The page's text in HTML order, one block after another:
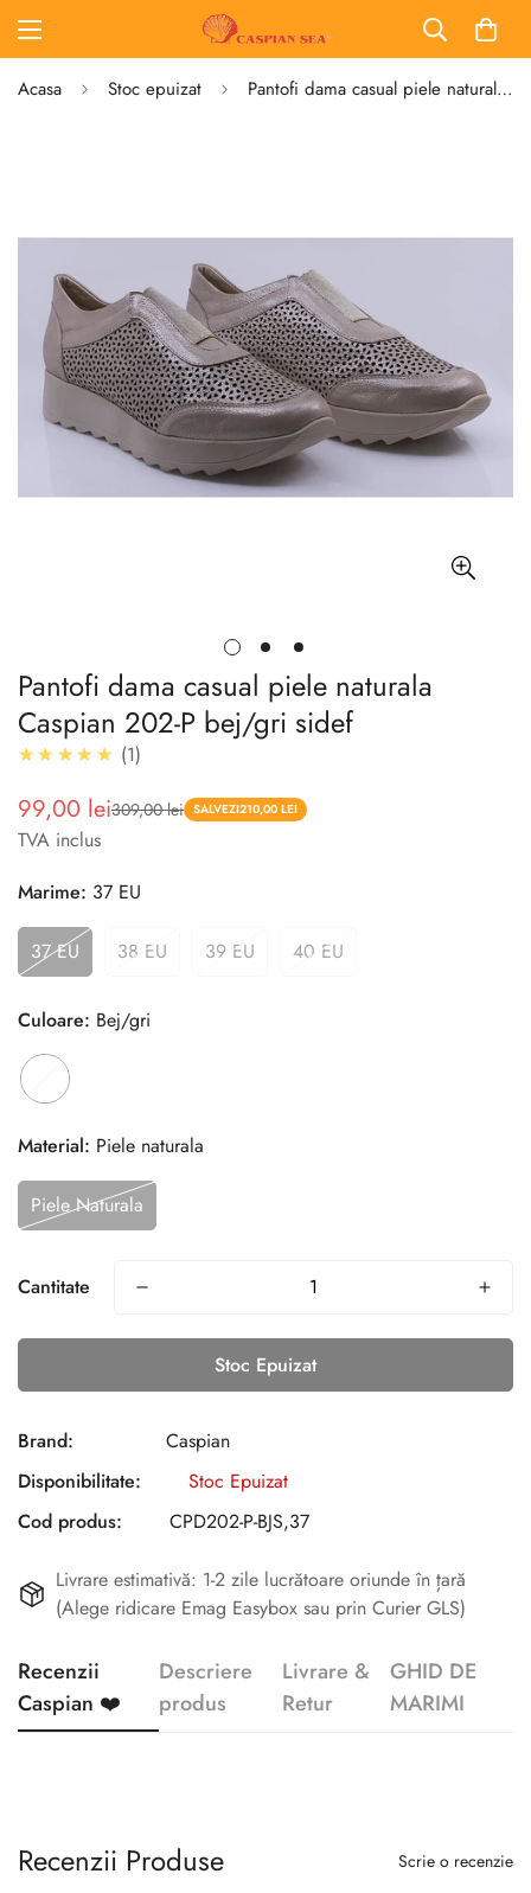
Acasa Stoc epuizat Pantofi dama casual piele naturala Caspian 202-P bej/gri sidef
Pantofi dama casual piele naturala
Caspian 202-P bej/gri sidef
★★★★★ 5.0
1
Pret
redus
99,00 lei
Pret 309,00 lei SALVEZI210,00 LEI
TVA inclus
Marime: 37 EU
37 EU 38 EU 39 EU 40 EU
Culoare: Bej/gri
Material: Piele naturala
Piele Naturala
Cantitate
Stoc Epuizat
Brand:
Caspian
Disponibilitate:
Stoc Epuizat
Cod produs:
CPD202-P-BJS,37
Livrare estimativă: 1-2 zile lucrătoare oriunde în țară
(Alege ridicare Emag Easybox sau prin Curier GLS)
Recenzii
Caspian ❤️
Descriere
produs
Livrare &
Retur
GHID DE
MARIMI
Recenzii Produse Scrie o recenzie